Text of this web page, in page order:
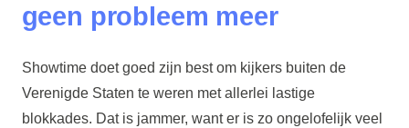
geen probleem meer
Showtime doet goed zijn best om kijkers buiten de
Verenigde Staten te weren met allerlei lastige
blokkades. Dat is jammer, want er is zo ongelofelijk veel